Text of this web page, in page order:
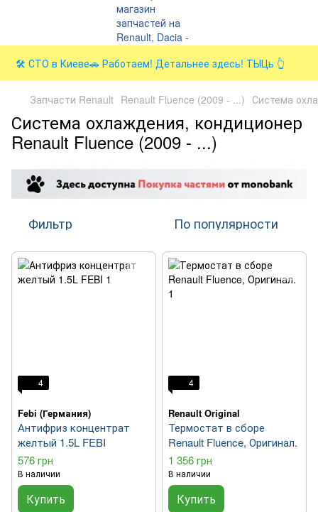
🛠️ СТО в Киеве🚗 Работаем! Детальнее здесь! ТЫЦь 👆
Запчасти Renault Renault Fluence (2009 - ...) Система
Система охлаждения, кондиционер
Renault Fluence (2009 - ...)
Фильтр По популярности
4
Febi (Германия)
Антифриз концентрат
желтый 1.5L FEBI
576 грн
В наличии
Купить
4
Renault Original
Термостат в сборе
Renault Fluence, Оригинал.
1 356 грн
В наличии
Купить